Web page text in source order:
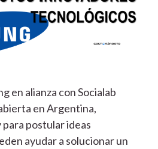
en alianza con Socialab
en Argentina,
para postular ideas
ayudar a solucionar un